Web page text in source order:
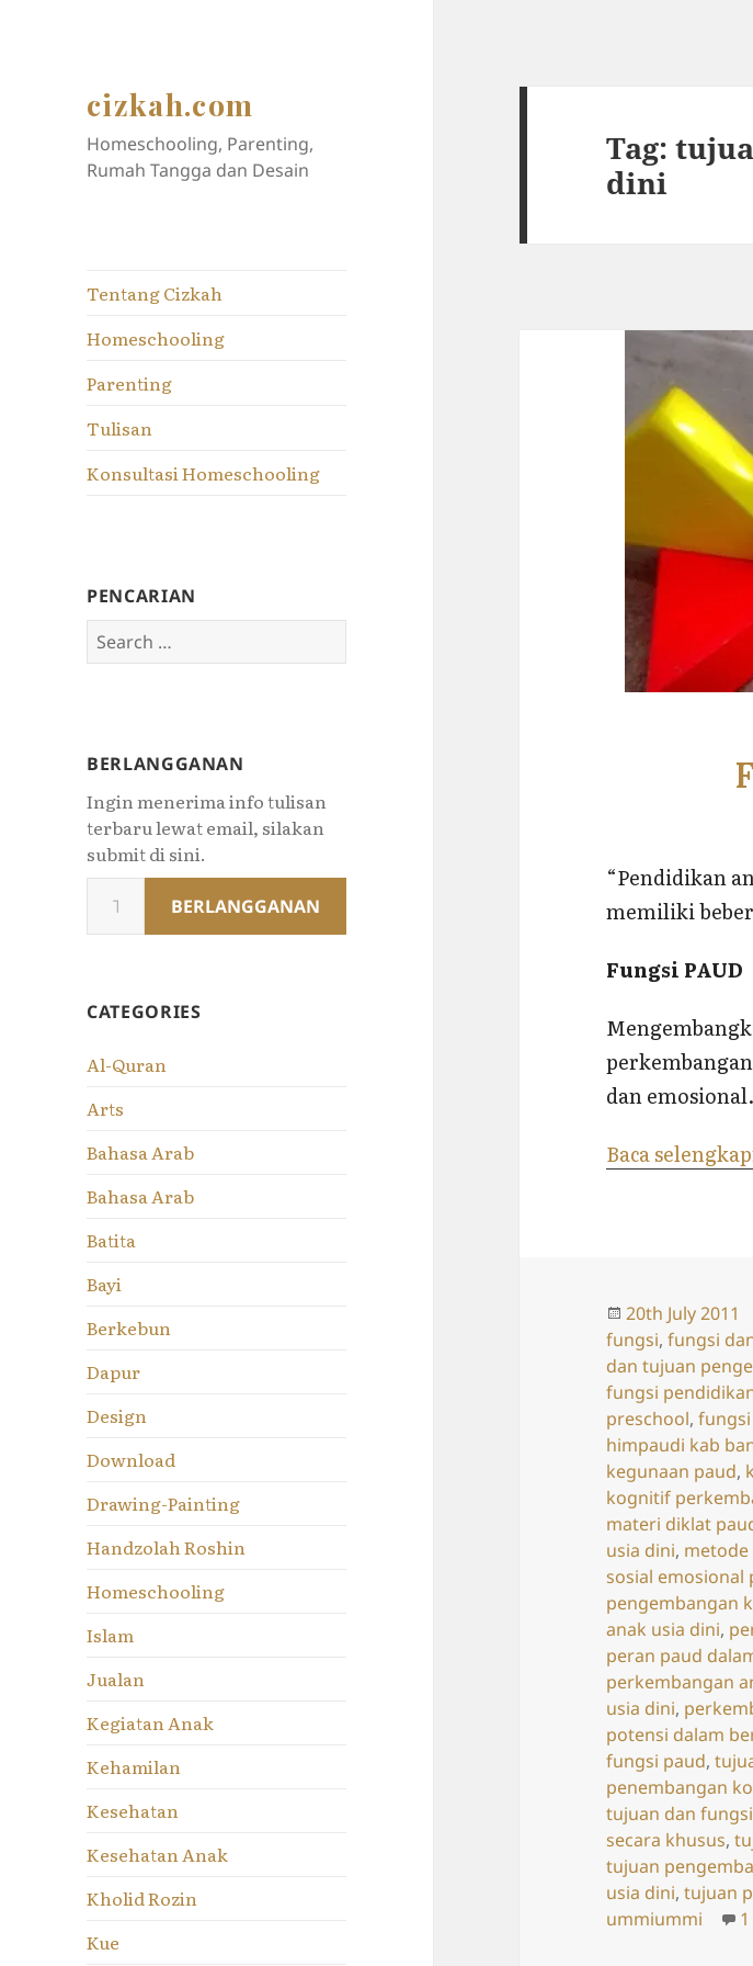
cizkah.com
Homeschooling, Parenting,
Rumah Tangga dan Desain
Tentang Cizkah
Homeschooling
Parenting
Tulisan
Konsultasi Homeschooling
PENCARIAN
Search
for:
BERLANGGANAN
Ingin menerima info tulisan
terbaru lewat email, silakan
submit di sini.
your
email…
BERLANGGANAN
CATEGORIES
Al-Quran
Arts
Bahasa Arab
Bahasa Arab
Batita
Bayi
Berkebun
Dapur
Design
Download
Drawing-Painting
Handzolah Roshin
Homeschooling
Islam
Jualan
Kegiatan Anak
Kehamilan
Kesehatan
Kesehatan Anak
Kholid Rozin
Kue
Tag:
dini
“Pendidikan
memiliki
Fungsi PAUD
dan emosional.
Baca
Posted
on
20th July 2011
fungsi,fungsi
dan tujuan
fungsi
preschool,
himpaudi kab
kegunaan paud,
kognitif
materi diklat
usia dini, metode
sosial emosional
pengembangan
anak usia dini,
peran paud
perkembangan
usia dini,
potensi dalam
fungsi paud,
penembangan
tujuan dan
secara khusus,
tujuan
usia dini,tujuan
ummiummi